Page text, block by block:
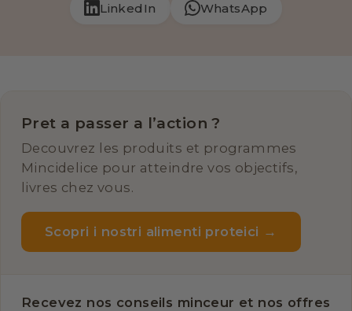
LinkedIn WhatsApp
Pret a passer a l’action ?
Decouvrez les produits et programmes
Mincidelice pour atteindre vos objectifs,
livres chez vous.
Scopri i nostri alimenti proteici →
Recevez nos conseils minceur et nos offres